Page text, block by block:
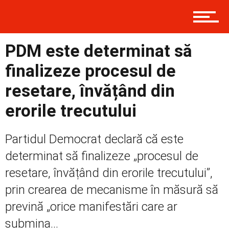
Social
Economic
PDM este determinat să
finalizeze procesul de
resetare, învățând din
erorile trecutului
Partidul Democrat declară că este
determinat să finalizeze „procesul de
resetare, învățând din erorile trecutului”,
prin crearea de mecanisme în măsură să
prevină „orice manifestări care ar
submina...